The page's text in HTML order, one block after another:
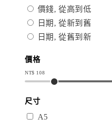
價錢, 從高到低
日期, 從新到舊
日期, 從舊到新
價格
NT$ 108
尺寸
A5